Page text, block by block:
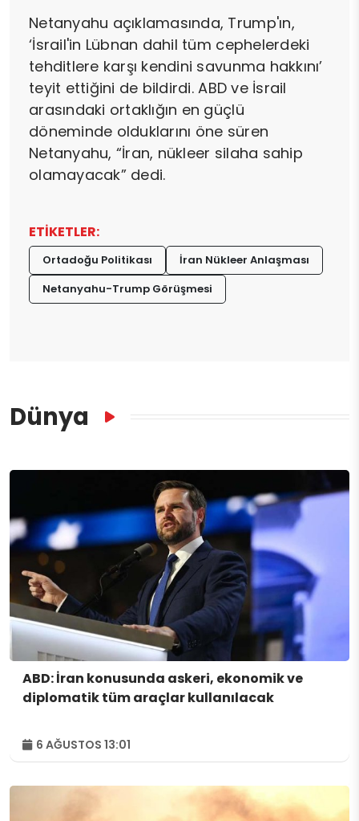
Netanyahu açıklamasında, Trump'ın,
‘İsrail'in Lübnan dahil tüm cephelerdeki
tehditlere karşı kendini savunma hakkını’
teyit ettiğini de bildirdi. ABD ve İsrail
arasındaki ortaklığın en güçlü
döneminde olduklarını öne süren
Netanyahu, “İran, nükleer silaha sahip
olamayacak” dedi.
ETİKETLER:
Ortadoğu Politikası
İran Nükleer Anlaşması
Netanyahu-Trump Görüşmesi
Dünya
ABD: İran konusunda askeri, ekonomik ve
diplomatik tüm araçlar kullanılacak
6 AĞUSTOS 13:01